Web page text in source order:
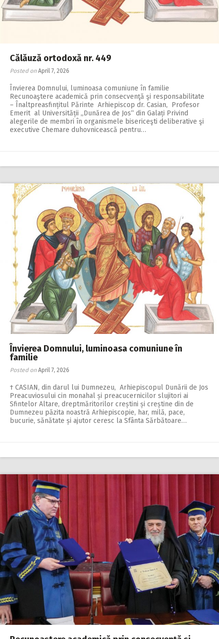
Călăuză ortodoxă nr. 449
Posted on April 7, 2026
Învierea Domnului, luminoasa comuniune în familie
Recunoaştere academică prin consecvenţă şi responsabilitate
– Înaltpreasfințitul Părinte Arhiepiscop dr. Casian, Profesor
Emerit al Universității „Dunărea de Jos“ din Galați Privind
alegerile de membri în organismele bisericeşti deliberative şi
executive Chemare duhovnicească pentru…
Învierea Domnului, luminoasa comuniune în
familie
Posted on April 7, 2026
† CASIAN, din darul lui Dumnezeu, Arhiepiscopul Dunării de Jos
Preacuviosului cin monahal și preacucernicilor slujitori ai
Sfintelor Altare, dreptmăritorilor creștini și creștine din de
Dumnezeu păzita noastră Arhiepiscopie, har, milă, pace,
bucurie, sănătate și ajutor ceresc la Sfânta Sărbătoare…